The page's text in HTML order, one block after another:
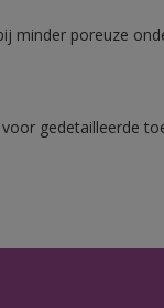
minder poreuze
gedetailleerde